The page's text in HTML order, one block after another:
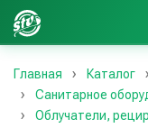
Главная Каталог
Санитарное
Облучатели,